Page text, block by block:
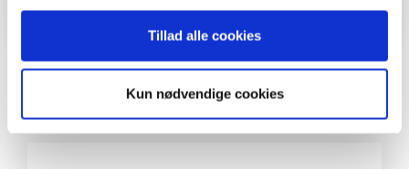
anvende vores hjemmeside.
Tillad alle cookies
Kun nødvendige cookies